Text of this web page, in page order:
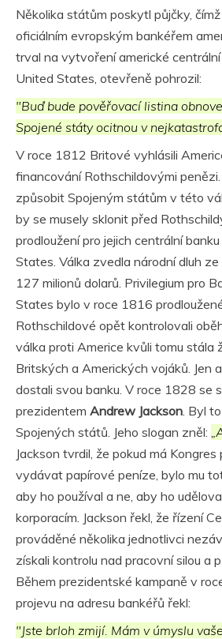
Několika státům poskytl půjčky,
oficiálním evropským bankéřem
trval na vytvoření americké
United States, otevřeně pohrozil:
"Buď bude pověřovací listina
Spojené státy ocitnou v
V roce 1812 Britové vyhlásili
financování Rothschildovými
způsobit Spojeným státům v této
by se musely sklonit před
prodloužení pro jejich centrální
States. Válka zvedla národní dluh
127 milionů dolarů. Privilegium pro
States bylo v roce 1816
Rothschildové opět kontrolovali
válka proti Americe kvůli tomu stála
Britských a Amerických vojáků. Jen
dostali svou banku. V roce 1828 se
prezidentem Andrew Jackson . Byl
Spojených států. Jeho slogan zněl:
Jackson tvrdil, že pokud má
vydávat papírové peníze, bylo mu
aby ho používal a ne, aby ho
korporacím. Jackson řekl, že řízení
prováděné několika jednotlivci
získali kontrolu nad pracovní silou a
Během prezidentské kampaně v
projevu na adresu bankéřů řekl:
"Jste brloh zmijí. Mám v úmyslu